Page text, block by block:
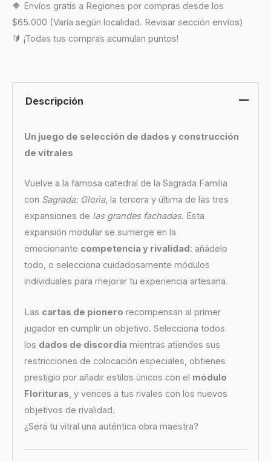
🔶 Envíos gratis a Regiones por compras desde los
$65.000 (Varía según localidad. Revisar sección envíos)
🔰 ¡Todas tus compras acumulan puntos!
Descripción
Un juego de selección de dados y construcción
de vitrales
Vuelve a la famosa catedral de la Sagrada Familia
con Sagrada: Gloria, la tercera y última de las tres
expansiones de las grandes fachadas. Esta
expansión modular se sumerge en la
emocionante competencia y rivalidad : añádelo
todo, o selecciona cuidadosamente módulos
individuales para mejorar tu experiencia artesana.
Las cartas de pionero recompensan al primer
jugador en cumplir un objetivo. Selecciona todos
los dados de discordia mientras atiendes sus
restricciones de colocación especiales, obtienes
prestigio por añadir estilos únicos con el módulo
Florituras, y vences a tus rivales con los nuevos
objetivos de rivalidad.
¿Será tu vitral una auténtica obra maestra?